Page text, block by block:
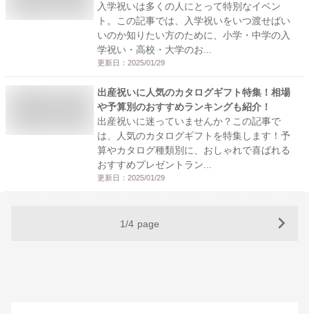
入学祝いは多くの人にとって特別なイベン
ト。この記事では、入学祝いをいつ渡せばい
いのか知りたい方のために、小学・中学の入
学祝い・高校・大学のお...
更新日： 2025/01/29
出産祝いに人気のカタログギフト特集！相場
や予算別のおすすめランキングも紹介！
出産祝いに迷っていませんか？この記事で
は、人気のカタログギフトを特集します！予
算やカタログ種類別に、おしゃれで喜ばれる
おすすめプレゼントラン...
更新日： 2025/01/29
1/4 page